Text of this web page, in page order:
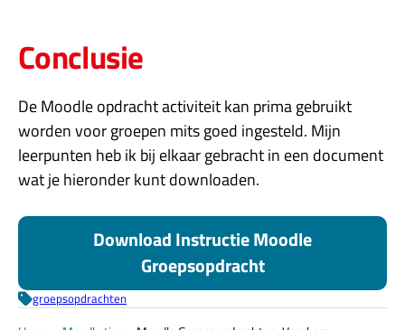
Conclusie
De Moodle opdracht activiteit kan prima gebruikt
worden voor groepen mits goed ingesteld. Mijn
leerpunten heb ik bij elkaar gebracht in een document
wat je hieronder kunt downloaden.
Download Instructie Moodle
Groepsopdracht
groepsopdrachten